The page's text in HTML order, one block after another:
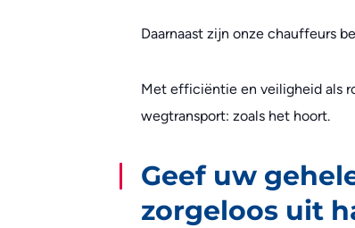
Daarnaast zijn onze chauffeurs
Met efficiëntie en veiligheid als
wegtransport: zoals het hoort.
Geef uw
zorgeloos uit